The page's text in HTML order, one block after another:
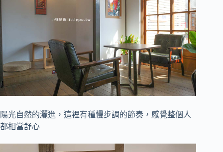
陽光自然的灑進，這裡有種慢步調的節奏，感覺整個人
都相當舒心